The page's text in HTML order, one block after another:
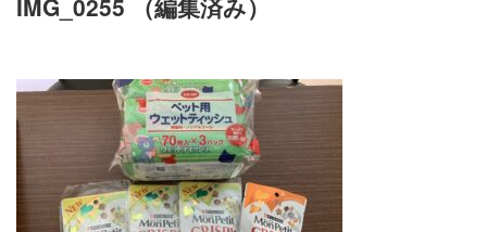
お問い合わせ